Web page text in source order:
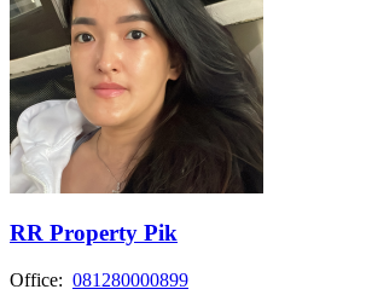
RR Property Pik
Office: 081280000899